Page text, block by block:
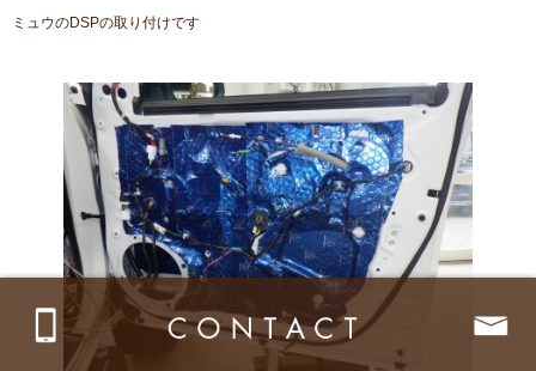
ミュウのDSPの取り付けです